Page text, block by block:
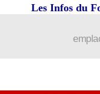
Les Infos du
pour
le rappel de